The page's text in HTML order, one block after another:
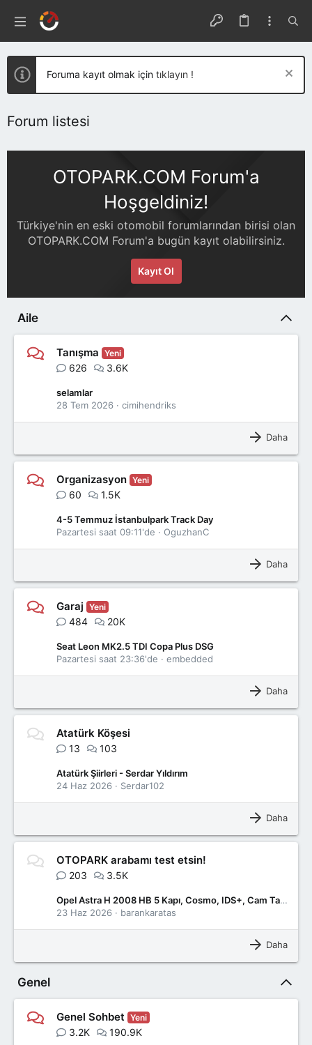
Foruma kayıt olmak için tıklayın !
Forum listesi
OTOPARK.COM Forum'a
Hoşgeldiniz!
Türkiye'nin en eski otomobil forumlarından birisi olan
OTOPARK.COM Forum'a bugün kayıt olabilirsiniz.
Kayıt Ol
Aile
Tanışma Yeni
626 3.6K
Daha
selamlar
28 Tem 2026
cimihendriks
Organizasyon Yeni
60 1.5K
Daha
4-5 Temmuz İstanbulpark Track Day
Pazartesi saat 09:11'de
OguzhanC
Garaj Yeni
484 20K
Daha
Seat Leon MK2.5 TDI Copa Plus DSG
Pazartesi saat 23:36'de
embedded
Atatürk Köşesi
13 103
Daha
Atatürk Şiirleri - Serdar Yıldırım
24 Haz 2026
Serdar102
OTOPARK arabamı test etsin!
203 3.5K
Daha
Opel Astra H 2008 HB 5 Kapı, Cosmo, IDS+, Cam Tavan
23 Haz 2026
barankaratas
Genel
Genel Sohbet Yeni
3.2K 190.9K